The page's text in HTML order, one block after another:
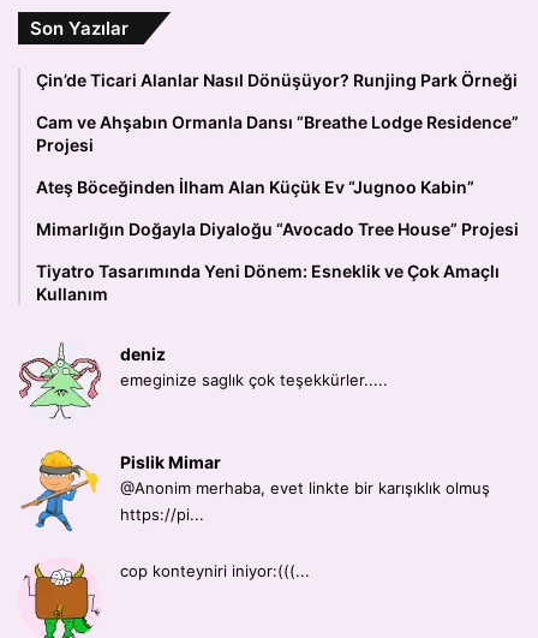
Son Yazılar
Çin’de Ticari Alanlar Nasıl Dönüşüyor? Runjing Park Örneği
Cam ve Ahşabın Ormanla Dansı “Breathe Lodge Residence”
Projesi
Ateş Böceğinden İlham Alan Küçük Ev “Jugnoo Kabin”
Mimarlığın Doğayla Diyaloğu “Avocado Tree House” Projesi
Tiyatro Tasarımında Yeni Dönem: Esneklik ve Çok Amaçlı
Kullanım
deniz
emeginize saglık çok teşekkürler.....
Pislik Mimar
@Anonim merhaba, evet linkte bir karışıklık olmuş
https://pi...
cop konteyniri iniyor:(((...